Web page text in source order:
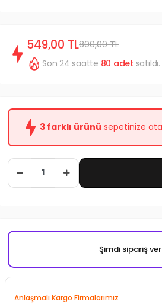
549,00 TL800,00 TL
Son 24 saatte 80 adet satıldı.
3 farklı ürünü sepetinize
Şimdi sipariş
Anlaşmalı Kargo Firmalarımız